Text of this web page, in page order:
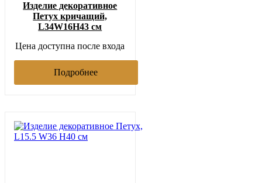
Изделие декоративное
Петух кричащий,
L34W16H43 см
Цена доступна после входа
Подробнее